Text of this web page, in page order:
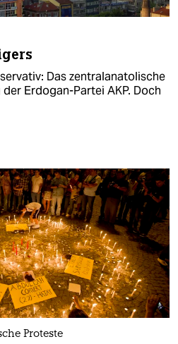
Das zentralanatolische
Erdogan-Partei AKP. Doch
Proteste